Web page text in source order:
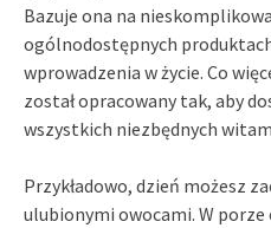
Bazuje ona na
ogólnodostępnych
wprowadzenia w życie. Co
został opracowany tak, aby
wszystkich niezbędnych
Przykładowo, dzień możesz
ulubionymi owocami. W